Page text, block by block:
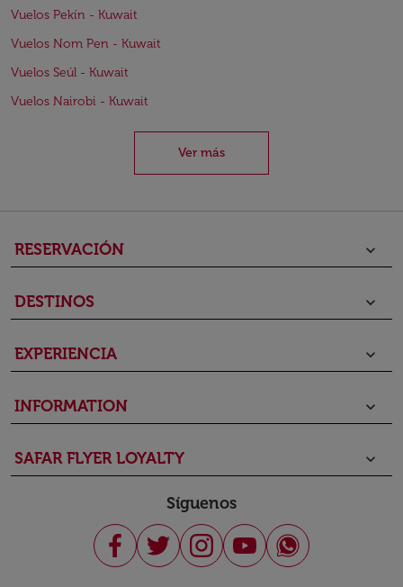
Vuelos Pekín - Kuwait
Vuelos Nom Pen - Kuwait
Vuelos Seúl - Kuwait
Vuelos Nairobi - Kuwait
Ver más
RESERVACIÓN keyboard_arrow_down
DESTINOS keyboard_arrow_down
EXPERIENCIA keyboard_arrow_down
INFORMATION keyboard_arrow_down
SAFAR FLYER LOYALTY keyboard_arrow_down
Síguenos